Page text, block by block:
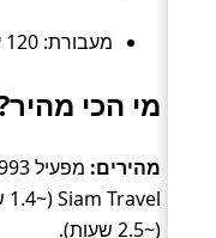
מעבורת: 120 עכשיו מול 0 לפני כן (חדש).
מי הכי
מהירים:
(~2.5 שעות).